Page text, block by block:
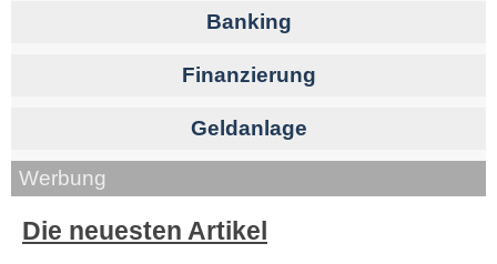
Banking
Finanzierung
Geldanlage
Werbung
Die neuesten Artikel